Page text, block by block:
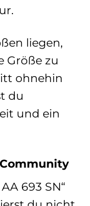
liegen,
Größe zu
ohnehin
du
und ein
693 SN“